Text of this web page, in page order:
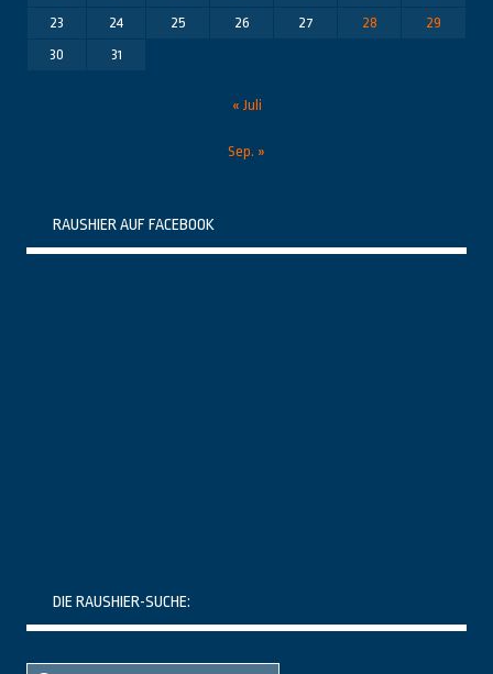
23
24 25 26 27 28
29
30
31
« Juli
Sep. »
RAUSHIER AUF FACEBOOK
DIE RAUSHIER-SUCHE:
Suche
Suche